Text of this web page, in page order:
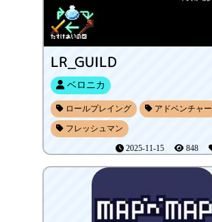
LR_GUILD
ベロニカ
ロールプレイング アドベンチャー
フレッシュマン
2025-11-15 848